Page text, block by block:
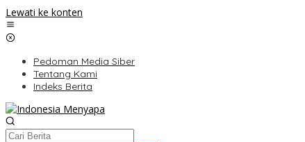
Lewati ke konten
Pedoman Media Siber
Tentang Kami
Indeks Berita